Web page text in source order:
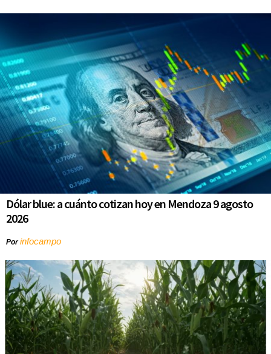
Dólar blue: a cuánto cotizan hoy en Mendoza 9 agosto
2026
Porinfocampo